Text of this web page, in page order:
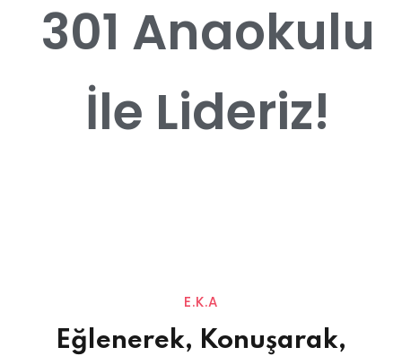
301 Anaokulu
İle Lideriz!
E.K.A
Eğlenerek, Konuşarak,